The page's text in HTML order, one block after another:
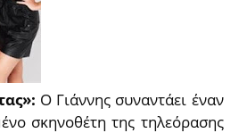
Ο Γιάννης συναντάει έναν
σκηνοθέτη της τηλεόρασης